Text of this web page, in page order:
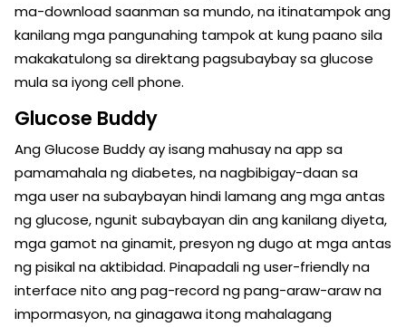
ma-download saanman sa mundo, na itinatampok ang
kanilang mga pangunahing tampok at kung paano sila
makakatulong sa direktang pagsubaybay sa glucose
mula sa iyong cell phone.
Glucose Buddy
Ang Glucose Buddy ay isang mahusay na app sa
pamamahala ng diabetes, na nagbibigay-daan sa
mga user na subaybayan hindi lamang ang mga antas
ng glucose, ngunit subaybayan din ang kanilang diyeta,
mga gamot na ginamit, presyon ng dugo at mga antas
ng pisikal na aktibidad. Pinapadali ng user-friendly na
interface nito ang pag-record ng pang-araw-araw na
impormasyon, na ginagawa itong mahalagang